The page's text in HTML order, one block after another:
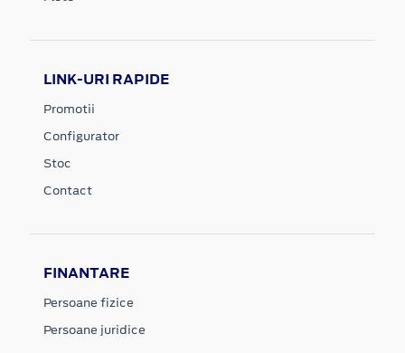
LINK-URI RAPIDE
Promotii
Configurator
Stoc
Contact
FINANTARE
Persoane fizice
Persoane juridice